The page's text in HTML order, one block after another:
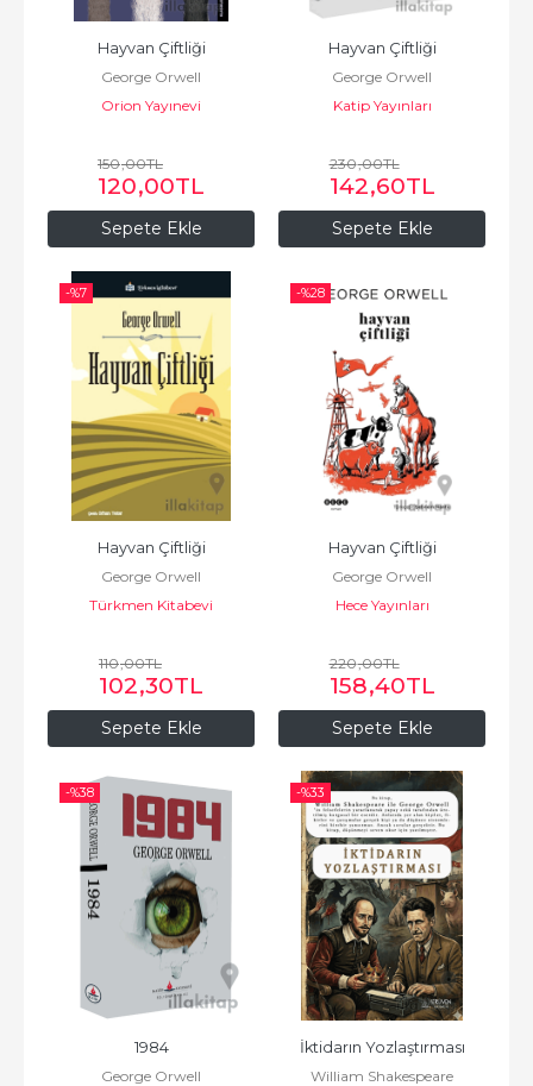
Sepete Ekle
Hayvan Çiftliği
George Orwell
Orion Yayınevi
150,00TL
120,00TL
Sepete Ekle
Hayvan Çiftliği
George Orwell
Katip Yayınları
230,00TL
142,60TL
-%7
Sepete Ekle
Hayvan Çiftliği
George Orwell
Türkmen Kitabevi
110,00TL
102,30TL
-%28
Sepete Ekle
Hayvan Çiftliği
George Orwell
Hece Yayınları
220,00TL
158,40TL
-%38
1984
George Orwell
-%33
İktidarın Yozlaştırması
William Shakespeare